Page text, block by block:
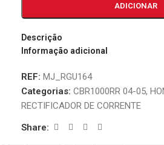
ADICIONAR
Descrição
Informação adicional
REF: MJ_RGU164
Categorias: CBR1000RR 04-05,
RECTIFICADOR DE CORRENTE
Share: